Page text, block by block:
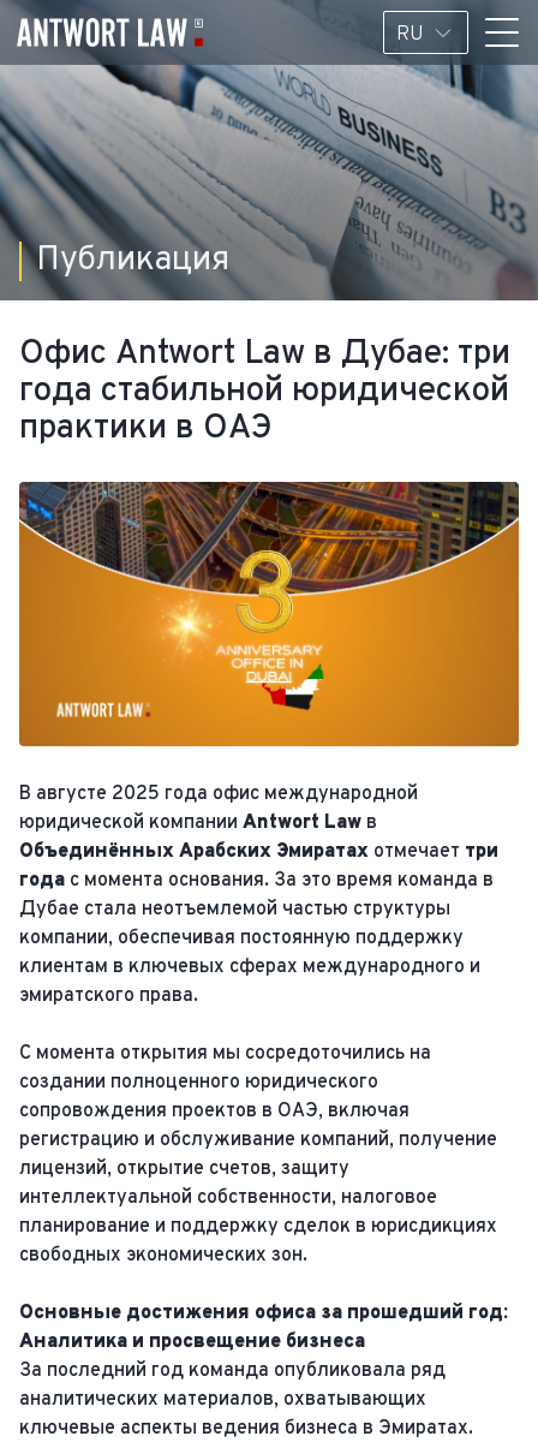
RU
Публикация
Офис Antwort Law в Дубае: три
года стабильной юридической
практики в ОАЭ
В августе 2025 года офис международной
юридической компании Antwort Law в
Объединённых Арабских Эмиратах отмечает три
года с момента основания. За это время команда в
Дубае стала неотъемлемой частью структуры
компании, обеспечивая постоянную поддержку
клиентам в ключевых сферах международного и
эмиратского права.
С момента открытия мы сосредоточились на
создании полноценного юридического
сопровождения проектов в ОАЭ, включая
регистрацию и обслуживание компаний, получение
лицензий, открытие счетов, защиту
интеллектуальной собственности, налоговое
планирование и поддержку сделок в юрисдикциях
свободных экономических зон.
Основные достижения офиса за прошедший год:
Аналитика и просвещение бизнеса
За последний год команда опубликовала ряд
аналитических материалов, охватывающих
ключевые аспекты ведения бизнеса в Эмиратах.